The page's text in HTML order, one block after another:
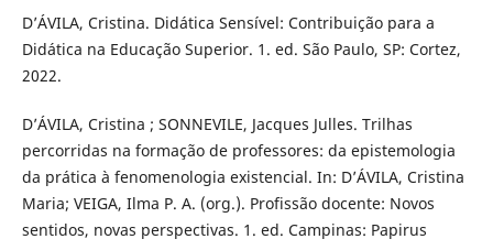
D’ÁVILA, Cristina. Didática Sensível: Contribuição para a
Didática na Educação Superior. 1. ed. São Paulo, SP: Cortez,
2022.
D’ÁVILA, Cristina ; SONNEVILE, Jacques Julles. Trilhas
percorridas na formação de professores: da epistemologia
da prática à fenomenologia existencial. In: D’ÁVILA, Cristina
Maria; VEIGA, Ilma P. A. (org.). Profissão docente: Novos
sentidos, novas perspectivas. 1. ed. Campinas: Papirus